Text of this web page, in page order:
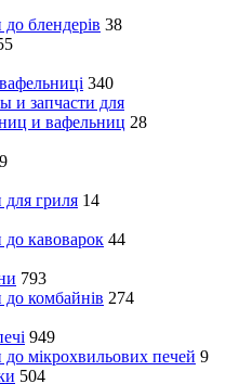
блендерів 38
340
и запчасти для
и вафельниц 28
для гриля 14
до кавоварок 44
793
до комбайнів 274
949
до мікрохвильових печей 9
504